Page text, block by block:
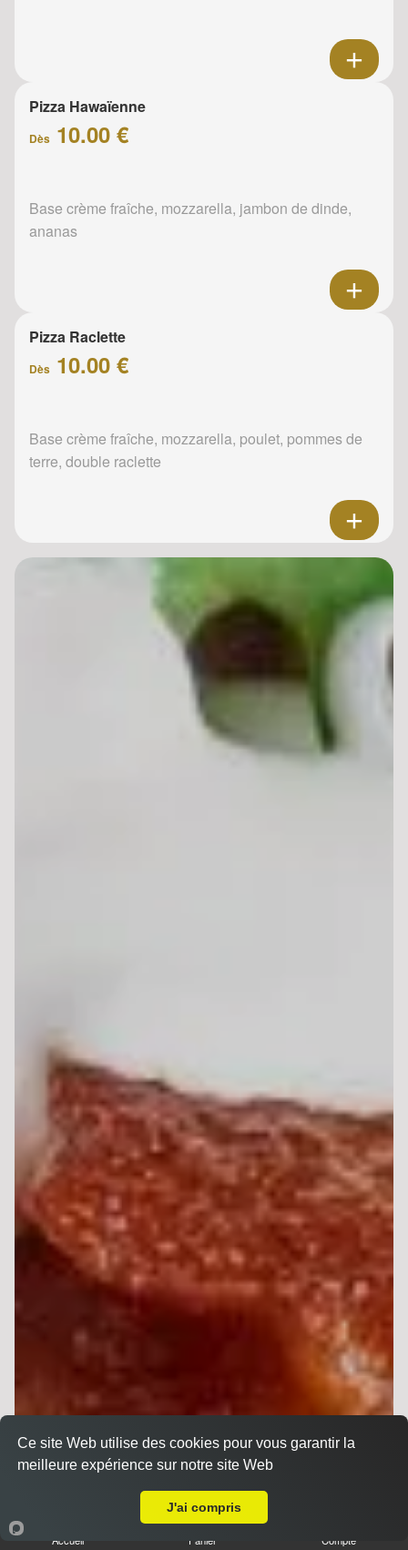
Pizza Hawaïenne
Dès 10.00 €
Base crème fraîche, mozzarella, jambon de dinde,
ananas
Pizza Raclette
Dès 10.00 €
Base crème fraîche, mozzarella, poulet, pommes de
terre, double raclette
Sandwichs
Accueil Panier Compte
Ce site Web utilise des cookies pour vous garantir la
meilleure expérience sur notre site Web
J'ai compris